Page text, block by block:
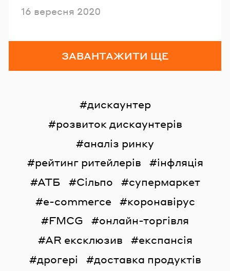
Опубліковано
16 вересня 2020
ЗАВАНТАЖИТИ ЩЕ
дискаунтер
розвиток дискаунтерів
аналіз ринку
рейтинг ритейлерів
інфляція
АТБ
Сільпо
супермаркет
e-commerce
коронавірус
FMCG
онлайн-торгівля
AR ексклюзив
експансія
дрогері
доставка продуктів